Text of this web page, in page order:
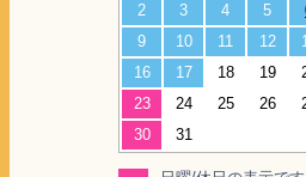
2
3 4 5
9
10 11 12
16
17 18 19
23
24 25 26
30
31